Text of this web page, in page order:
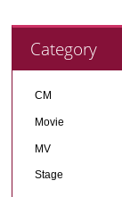
Category
CM
Movie
MV
Stage